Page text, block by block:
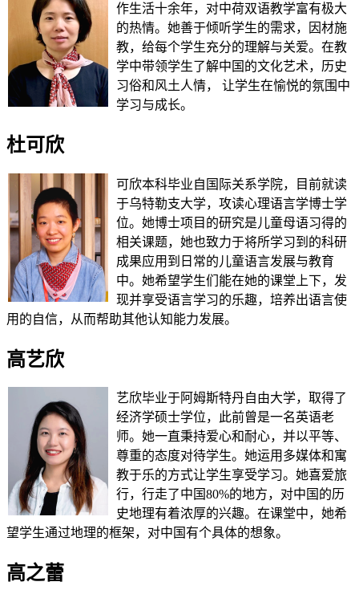
作生活十余年，对中荷双语教学富有极大
的热情。她善于倾听学生的需求，因材施
教，给每个学生充分的理解与关爱。在教
学中带领学生了解中国的文化艺术，历史
习俗和风土人情， 让学生在愉悦的氛围中
学习与成长。
杜可欣
可欣本科毕业自国际关系学院，目前就读
于乌特勒支大学，攻读心理语言学博士学
位。她博士项目的研究是儿童母语习得的
相关课题，她也致力于将所学习到的科研
成果应用到日常的儿童语言发展与教育
中。她希望学生们能在她的课堂上下，发
现并享受语言学习的乐趣，培养出语言使
用的自信，从而帮助其他认知能力发展。
高艺欣
艺欣毕业于阿姆斯特丹自由大学，取得了
经济学硕士学位，此前曾是一名英语老
师。她一直秉持爱心和耐心，并以平等、
尊重的态度对待学生。她运用多媒体和寓
教于乐的方式让学生享受学习。她喜爱旅
行，行走了中国80%的地方，对中国的历
史地理有着浓厚的兴趣。在课堂中，她希
望学生通过地理的框架，对中国有个具体的想象。
高之蕾